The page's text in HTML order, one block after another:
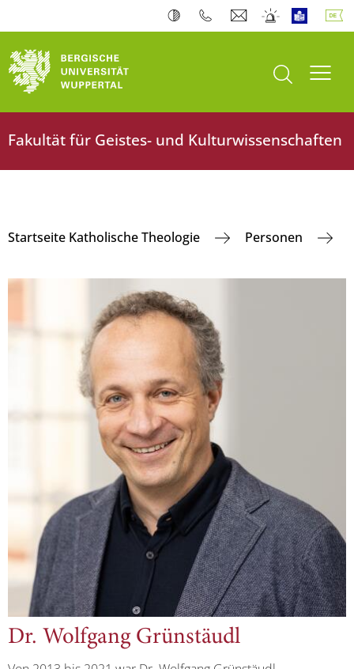
Suche öffnen
Fakultät für Geistes- und Kulturwissenschaften
Startseite Katholische Theologie Personen
Dr. Wolfgang Grünstäudl